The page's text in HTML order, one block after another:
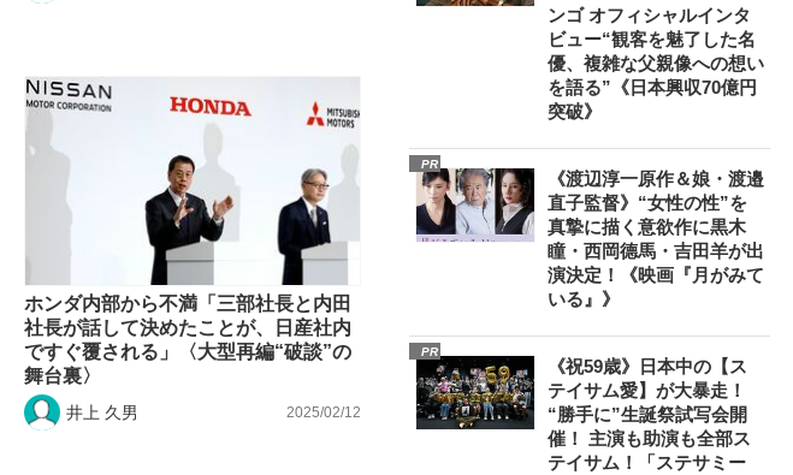
ホンダ内部から不満「三部社長と内田
社長が話して決めたことが、日産社内
ですぐ覆される」〈大型再編“破談”の
舞台裏〉
井上 久男 2025/02/12
ンゴ オフィシャルインタ
ビュー“観客を魅了した名
優、複雑な父親像への想い
を語る”《日本興収70億円
突破》
PR
《渡辺淳一原作＆娘・渡邉
直子監督》“女性の性”を
真摯に描く意欲作に黒木
瞳・西岡德馬・吉田羊が出
演決定！《映画『月がみて
いる』》
PR
《祝59歳》日本中の【ス
テイサム愛】が大暴走！
“勝手に”生誕祭試写会開
催！ 主演も助演も全部ス
テイサム！「ステサミー